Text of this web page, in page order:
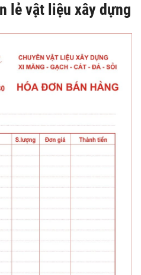
lẻ vật liệu xây dựng